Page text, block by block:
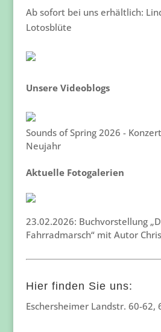
Ab sofort bei uns erhältlich:
Lotosblüte
Unsere Videoblogs
Sounds of Spring 2026 -
Neujahr
Aktuelle Fotogalerien
23.02.2026: Buchvorstellung
Fahrradmarsch“ mit Autor
Hier finden Sie uns:
Eschersheimer Landstr. 60-62,